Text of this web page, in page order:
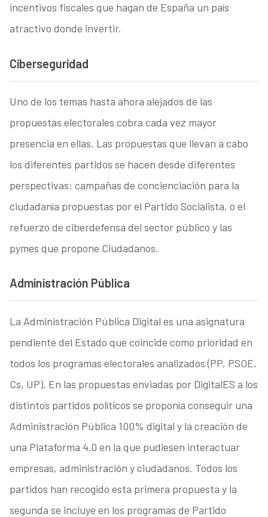
incentivos fiscales que hagan de España un país
atractivo donde invertir.
Ciberseguridad
Uno de los temas hasta ahora alejados de las
propuestas electorales cobra cada vez mayor
presencia en ellas. Las propuestas que llevan a cabo
los diferentes partidos se hacen desde diferentes
perspectivas: campañas de concienciación para la
ciudadanía propuestas por el Partido Socialista, o el
refuerzo de ciberdefensa del sector público y las
pymes que propone Ciudadanos.
Administración Pública
La Administración Pública Digital es una asignatura
pendiente del Estado que coincide como prioridad en
todos los programas electorales analizados (PP, PSOE,
Cs, UP). En las propuestas enviadas por DigitalES a los
distintos partidos políticos se proponía conseguir una
Administración Pública 100% digital y la creación de
una Plataforma 4.0 en la que pudiesen interactuar
empresas, administración y ciudadanos. Todos los
partidos han recogido esta primera propuesta y la
segunda se incluye en los programas de Partido